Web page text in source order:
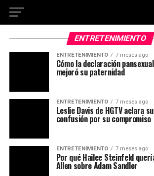
ENTRETENIMIENTO
ENTRETENIMIENTO 7 meses ago
Cómo la declaración
mejoró su paternidad
ENTRETENIMIENTO 7 meses ago
Leslie Davis de HGTV aclara
confusión por su compromiso
ENTRETENIMIENTO 7 meses ago
Por qué Hailee Steinfeld
Allen sobre Adam Sandler